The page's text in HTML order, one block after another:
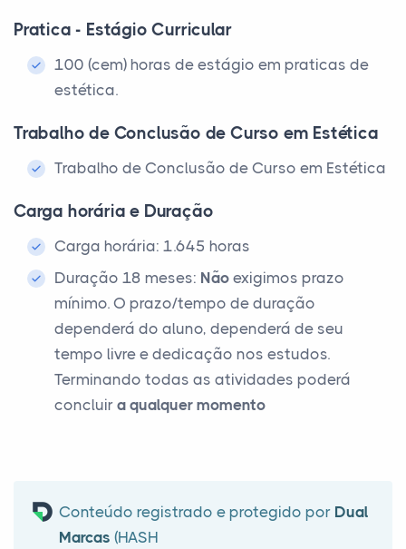
Pratica - Estágio Curricular
100 (cem) horas de estágio em praticas de
estética.
Trabalho de Conclusão de Curso em Estética
Trabalho de Conclusão de Curso em Estética
Carga horária e Duração
Carga horária: 1.645 horas
Duração 18 meses: Não exigimos prazo
mínimo. O prazo/tempo de duração
dependerá do aluno, dependerá de seu
tempo livre e dedicação nos estudos.
Terminando todas as atividades poderá
concluir a qualquer momento
Conteúdo registrado e protegido por Dual
Marcas (HASH